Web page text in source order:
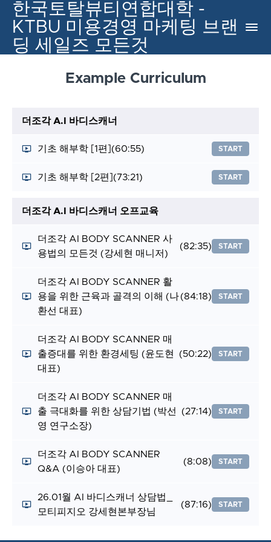
한국토탈뷰티연합대학 -
KTBU 미용경영 마케팅 브랜
딩 세일즈 모든것
Example Curriculum
더조각 A.I 바디스캐너
기초 해부학 [1편] (60:55) START
기초 해부학 [2편] (73:21) START
더조각 A.I 바디스캐너 오프교육
더조각 AI BODY SCANNER 사
용법의 모든것 (강세현 매니저)
(82:35) START
더조각 AI BODY SCANNER 활
용을 위한 근육과 골격의 이해 (나
환선 대표)
(84:18) START
더조각 AI BODY SCANNER 매
출증대를 위한 환경세팅 (윤도현
대표)
(50:22) START
더조각 AI BODY SCANNER 매
출 극대화를 위한 상담기법 (박선
영 연구소장)
(27:14) START
더조각 AI BODY SCANNER
Q&A (이승아 대표)
(8:08) START
26.01월 AI 바디스캐너 상담법_
모티피지오 강세현본부장님
(87:16) START